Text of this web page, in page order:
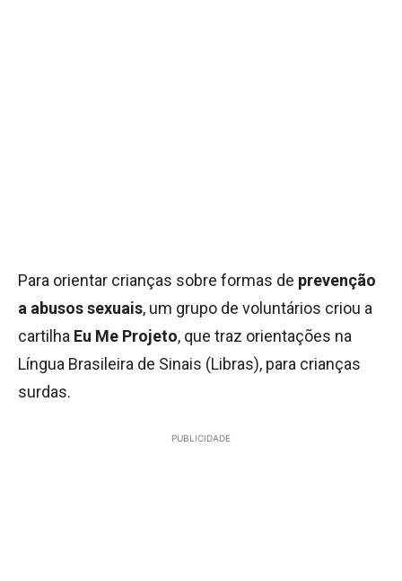
Para orientar crianças sobre formas de prevenção
a abusos sexuais, um grupo de voluntários criou a
cartilha Eu Me Projeto, que traz orientações na
Língua Brasileira de Sinais (Libras), para crianças
surdas.
PUBLICIDADE